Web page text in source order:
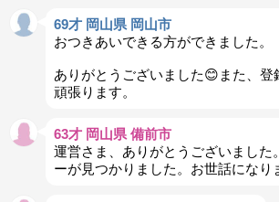
69才 岡山県 岡山市
おつきあいできる方ができました。
ありがとうございました😊また、登
頑張ります。
63才 岡山県 備前市
運営さま、ありがとうございました
ーが見つかりました。お世話になり